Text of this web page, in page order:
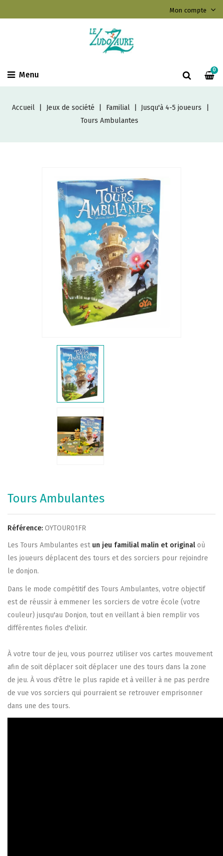
Mon compte
0
Menu
Accueil Jeux de société Familial
Jusqu'à 4-5 joueurs
Tours Ambulantes
Tours Ambulantes
Référence: OYTOUR01FR
Les Tours Ambulantes est un jeu familial malin et original où
les joueurs déplacent des tours et des sorciers pour rejoindre
le donjon.
Dans le mode compétitif des Tours Ambulantes, votre objectif
est de réussir à emmener les sorciers de votre école (votre
couleur) jusqu'au Donjon, tout en veillant à bien remplir vos
différentes fioles d'elixir.
À votre tour de jeu, vous pourrez utiliser vos cartes mouvement
afin de soit déplacer soit déplacer une des tours dans la zone
de jeu. À vous d'être le plus rapide et à veiller à ne pas perdre
de vue vos sorciers qui pourraient se retrouver emprisonner
dans une des tours.